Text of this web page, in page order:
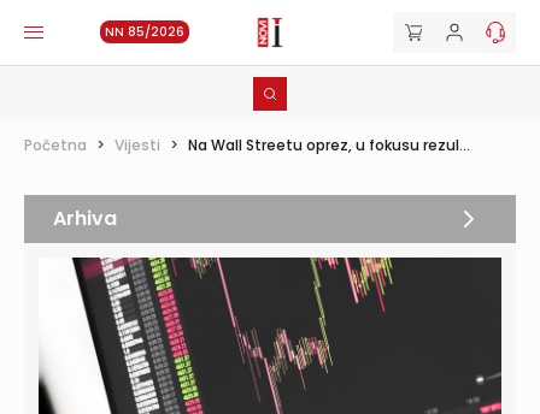
NN 85/2026
Početna > Vijesti > Na Wall Streetu oprez, u fokusu rezul...
Arhiva